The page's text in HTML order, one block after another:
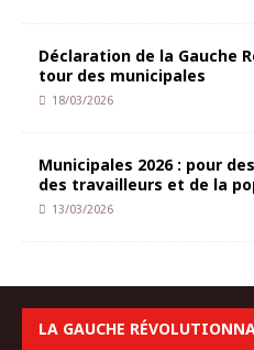
Déclaration de la Gauche
tour des municipales
18/03/2026
Municipales 2026 : pour
des travailleurs et de la
13/03/2026
LA GAUCHE